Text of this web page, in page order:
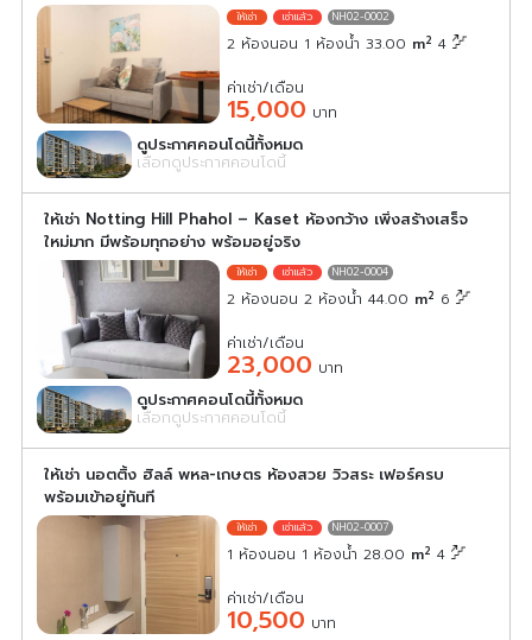
NH02-0002
2 ห้องนอน 1 ห้องน้ำ 33.00 m2 4
ค่าเช่า/เดือน
15,000 บาท
ดูประกาศคอนโดนี้ทั้งหมด
เลือกดูประกาศคอนโดนี้
ให้เช่า Notting Hill Phahol – Kaset ห้องกว้าง เพิ่งสร้างเสร็จ
ใหม่มาก มีพร้อมทุกอย่าง พร้อมอยู่จริง
NH02-0004
2 ห้องนอน 2 ห้องน้ำ 44.00 m2 6
ค่าเช่า/เดือน
23,000 บาท
ดูประกาศคอนโดนี้ทั้งหมด
เลือกดูประกาศคอนโดนี้
ให้เช่า นอตติ้ง ฮิลล์ พหล-เกษตร ห้องสวย วิวสระ เฟอร์ครบ
พร้อมเข้าอยู่ทันที
NH02-0007
1 ห้องนอน 1 ห้องน้ำ 28.00 m2 4
ค่าเช่า/เดือน
10,500 บาท